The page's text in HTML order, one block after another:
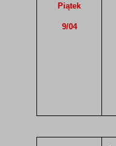
Piątek
9/04